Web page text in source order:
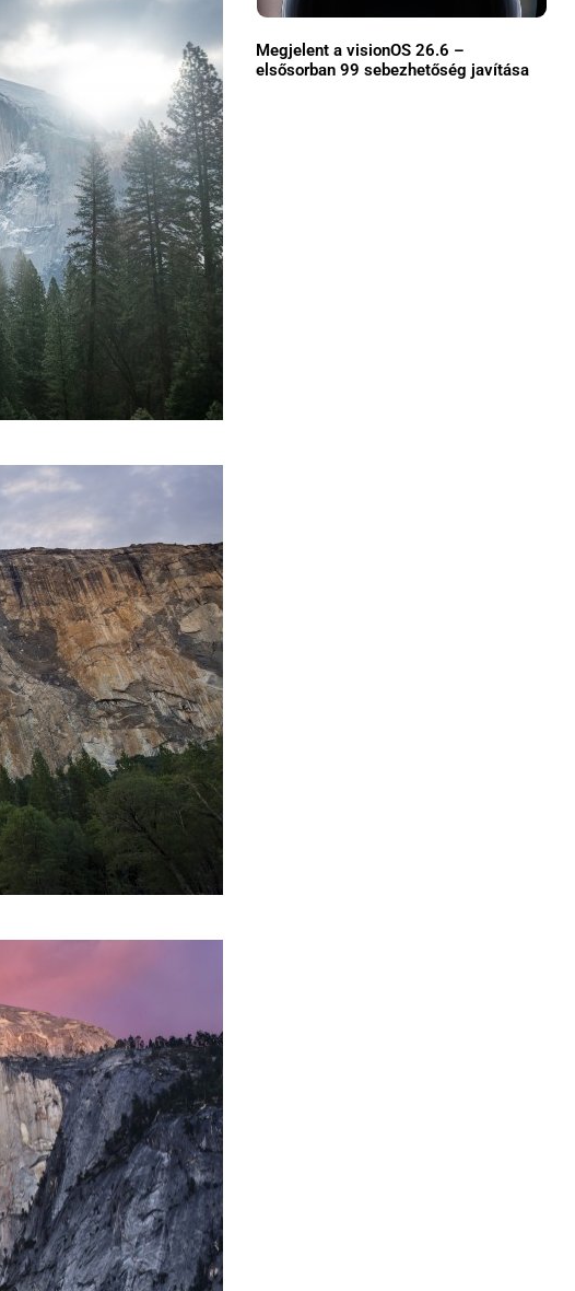
Megjelent a visionOS 26.6 –
elsősorban 99 sebezhetőség javítása